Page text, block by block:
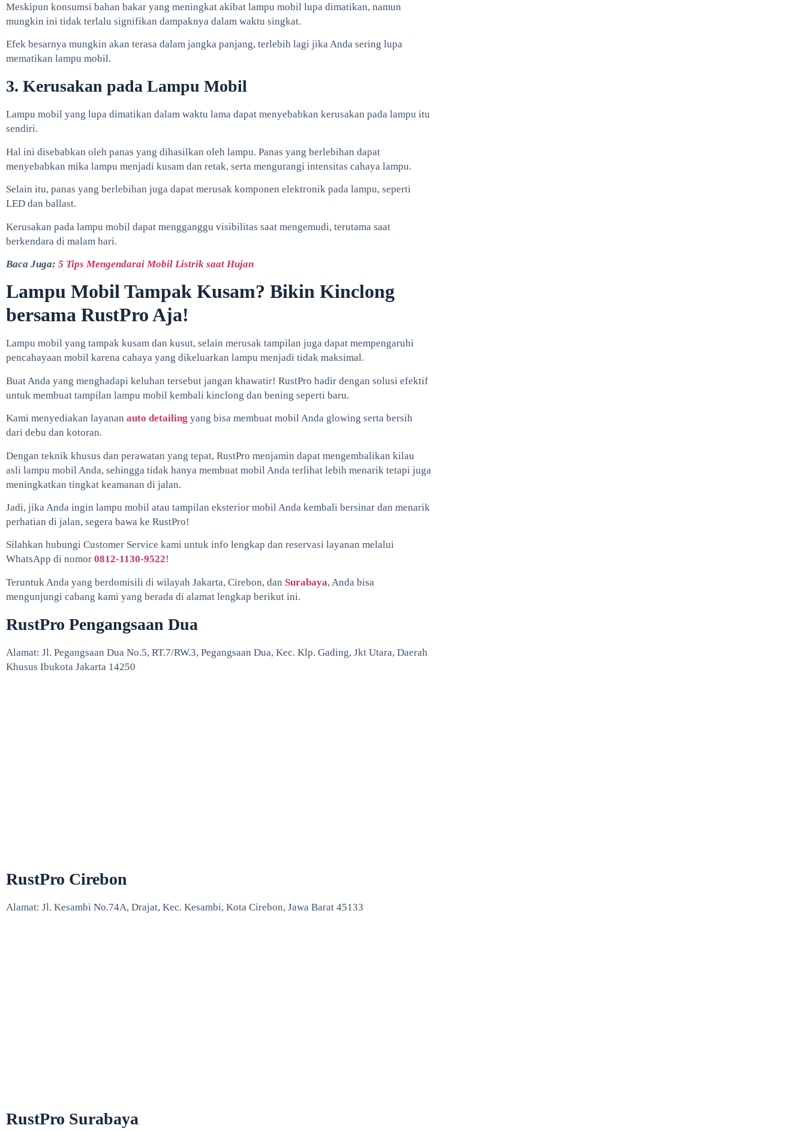
Meskipun konsumsi bahan bakar yang meningkat akibat lampu mobil lupa dimatikan, namun
mungkin ini tidak terlalu signifikan dampaknya dalam waktu singkat.
Efek besarnya mungkin akan terasa dalam jangka panjang, terlebih lagi jika Anda sering lupa
mematikan lampu mobil.
3. Kerusakan pada Lampu Mobil
Lampu mobil yang lupa dimatikan dalam waktu lama dapat menyebabkan kerusakan pada lampu itu
sendiri.
Hal ini disebabkan oleh panas yang dihasilkan oleh lampu. Panas yang berlebihan dapat
menyebabkan mika lampu menjadi kusam dan retak, serta mengurangi intensitas cahaya lampu.
Selain itu, panas yang berlebihan juga dapat merusak komponen elektronik pada lampu, seperti
LED dan ballast.
Kerusakan pada lampu mobil dapat mengganggu visibilitas saat mengemudi, terutama saat
berkendara di malam hari.
Baca Juga: 5 Tips Mengendarai Mobil Listrik saat Hujan
Lampu Mobil Tampak Kusam? Bikin Kinclong
bersama RustPro Aja!
Lampu mobil yang tampak kusam dan kusut, selain merusak tampilan juga dapat mempengaruhi
pencahayaan mobil karena cahaya yang dikeluarkan lampu menjadi tidak maksimal.
Buat Anda yang menghadapi keluhan tersebut jangan khawatir! RustPro hadir dengan solusi efektif
untuk membuat tampilan lampu mobil kembali kinclong dan bening seperti baru.
Kami menyediakan layanan auto detailing yang bisa membuat mobil Anda glowing serta bersih
dari debu dan kotoran.
Dengan teknik khusus dan perawatan yang tepat, RustPro menjamin dapat mengembalikan kilau
asli lampu mobil Anda, sehingga tidak hanya membuat mobil Anda terlihat lebih menarik tetapi juga
meningkatkan tingkat keamanan di jalan.
Jadi, jika Anda ingin lampu mobil atau tampilan eksterior mobil Anda kembali bersinar dan menarik
perhatian di jalan, segera bawa ke RustPro!
Silahkan hubungi Customer Service kami untuk info lengkap dan reservasi layanan melalui
WhatsApp di nomor 0812-1130-9522!
Teruntuk Anda yang berdomisili di wilayah Jakarta, Cirebon, dan Surabaya, Anda bisa
mengunjungi cabang kami yang berada di alamat lengkap berikut ini.
RustPro Pengangsaan Dua
Alamat: Jl. Pegangsaan Dua No.5, RT.7/RW.3, Pegangsaan Dua, Kec. Klp. Gading, Jkt Utara, Daerah
Khusus Ibukota Jakarta 14250
RustPro Cirebon
Alamat: Jl. Kesambi No.74A, Drajat, Kec. Kesambi, Kota Cirebon, Jawa Barat 45133
RustPro Surabaya